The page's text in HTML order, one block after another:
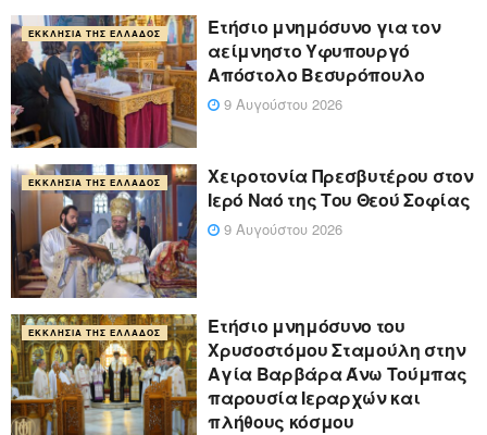
ΕΚΚΛΗΣΊΑ ΤΗΣ ΕΛΛΆΔΟΣ
Ετήσιο μνημόσυνο για τον
αείμνηστο Υφυπουργό
Απόστολο Βεσυρόπουλο
9 Αυγούστου 2026
ΕΚΚΛΗΣΊΑ ΤΗΣ ΕΛΛΆΔΟΣ
Χειροτονία Πρεσβυτέρου στον
Ιερό Ναό της Του Θεού Σοφίας
9 Αυγούστου 2026
ΕΚΚΛΗΣΊΑ ΤΗΣ ΕΛΛΆΔΟΣ
Ετήσιο μνημόσυνο του
Χρυσοστόμου Σταμούλη στην
Αγία Βαρβάρα Άνω Τούμπας
παρουσία Ιεραρχών και
πλήθους κόσμου